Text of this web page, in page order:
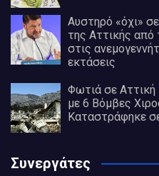
Αυστηρό «όχι»
της Αττικής από
στις
εκτάσεις
Φωτιά σε Αττική
με 6 Βόμβες
Καταστράφηκε
Συνεργάτες